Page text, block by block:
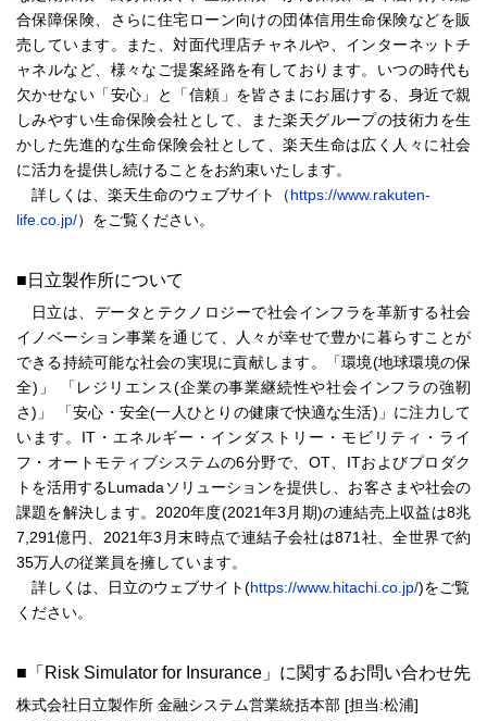
合保障保険、さらに住宅ローン向けの団体信用生命保険などを販
売しています。また、対面代理店チャネルや、インターネットチ
ャネルなど、様々なご提案経路を有しております。いつの時代も
欠かせない「安心」と「信頼」を皆さまにお届けする、身近で親
しみやすい生命保険会社として、また楽天グループの技術力を生
かした先進的な生命保険会社として、楽天生命は広く人々に社会
に活力を提供し続けることをお約束いたします。
詳しくは、楽天生命のウェブサイト（https://www.rakuten-
life.co.jp/）をご覧ください。
■日立製作所について
日立は、データとテクノロジーで社会インフラを革新する社会
イノベーション事業を通じて、人々が幸せで豊かに暮らすことが
できる持続可能な社会の実現に貢献します。「環境(地球環境の保
全)」 「レジリエンス(企業の事業継続性や社会インフラの強靭
さ)」 「安心・安全(一人ひとりの健康で快適な生活)」に注力して
います。IT・エネルギー・インダストリー・モビリティ・ライ
フ・オートモティブシステムの6分野で、OT、ITおよびプロダク
トを活用するLumadaソリューションを提供し、お客さまや社会の
課題を解決します。2020年度(2021年3月期)の連結売上収益は8兆
7,291億円、2021年3月末時点で連結子会社は871社、全世界で約
35万人の従業員を擁しています。
詳しくは、日立のウェブサイト(https://www.hitachi.co.jp/)をご覧
ください。
■「Risk Simulator for Insurance」に関するお問い合わせ先
株式会社日立製作所 金融システム営業統括本部 [担当:松浦]